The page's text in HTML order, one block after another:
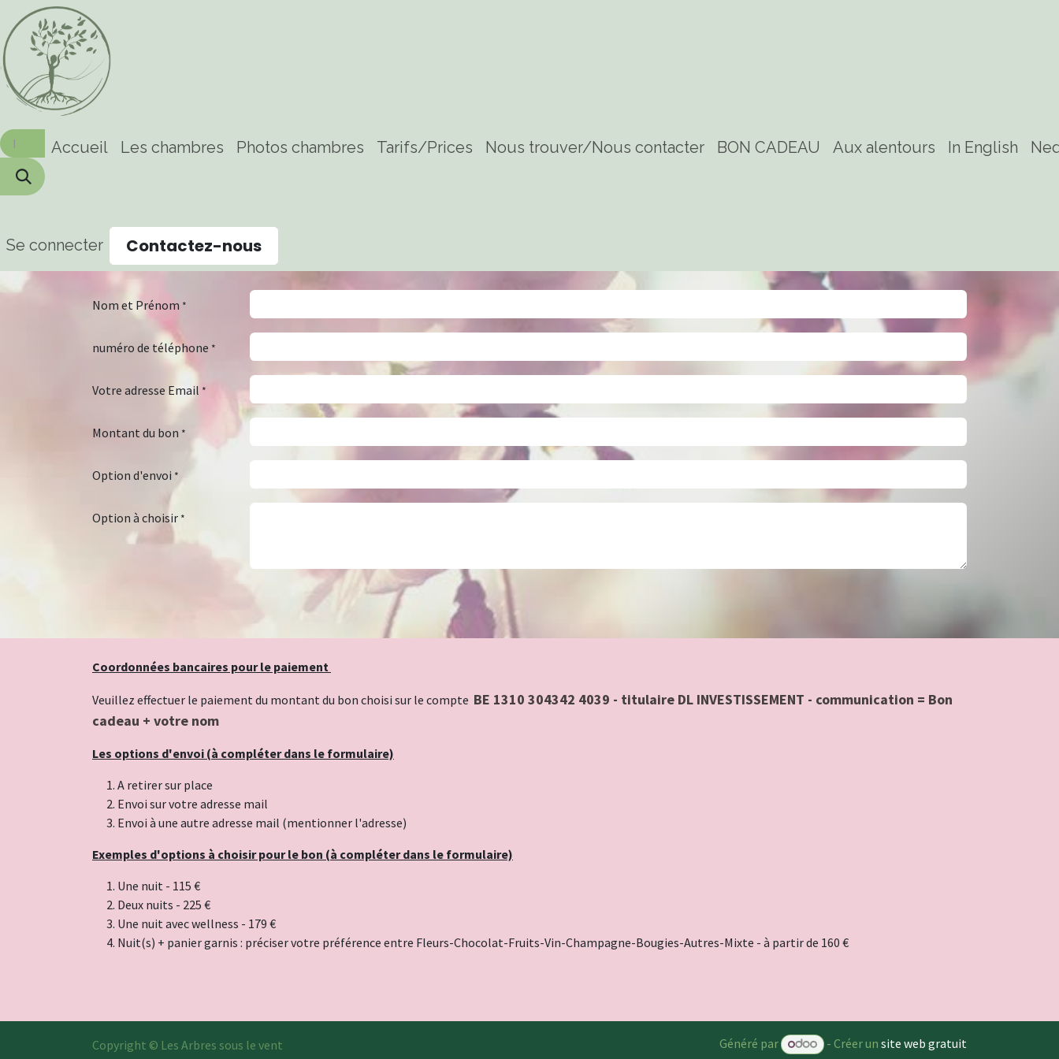
Se rendre au contenu
Accueil Les chambres Photos chambres Tarifs/Prices Nous trouver/Nous contacter BON CADEAU Aux alentours In English
Se connecter Contactez-nous
Nom et Prénom *
numéro de téléphone *
Votre adresse Email *
Montant du bon *
Option d'envoi *
Option à choisir *
Coordonnées bancaires pour le paiement
Veuillez effectuer le paiement du montant du bon choisi sur le compte BE 1310 304342 4039 - titulaire DL INVESTISSEMENT - communication = Bon
cadeau + votre nom
Les options d'envoi (à compléter dans le formulaire)
A retirer sur place
Envoi sur votre adresse mail
Envoi à une autre adresse mail (mentionner l'adresse)
Exemples d'options à choisir pour le bon (à compléter dans le formulaire)
Une nuit - 115 €
Deux nuits - 225 €
Une nuit avec wellness - 179 €
Nuit(s) + panier garnis : préciser votre préférence entre Fleurs-Chocolat-Fruits-Vin-Champagne-Bougies-Autres-Mixte - à partir de 160 €
Copyright © Les Arbres sous le vent Généré par - Créer un site web gratuit